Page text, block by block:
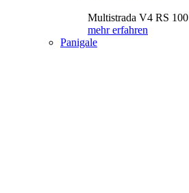
Multistrada V4 RS 100
mehr erfahren
Panigale